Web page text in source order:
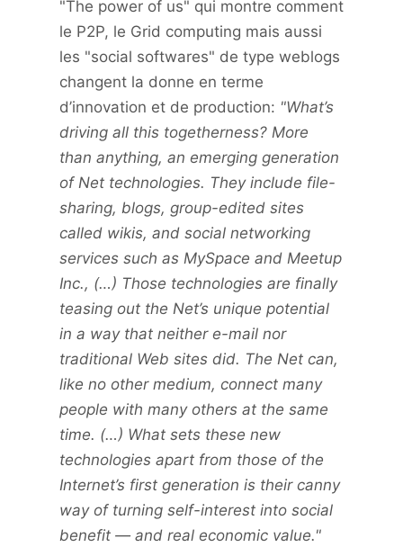
"The power of us" qui montre comment
le P2P, le Grid computing mais aussi
les "social softwares" de type weblogs
changent la donne en terme
d’innovation et de production: "What’s
driving all this togetherness? More
than anything, an emerging generation
of Net technologies. They include file-
sharing, blogs, group-edited sites
called wikis, and social networking
services such as MySpace and Meetup
Inc., (…) Those technologies are finally
teasing out the Net’s unique potential
in a way that neither e-mail nor
traditional Web sites did. The Net can,
like no other medium, connect many
people with many others at the same
time. (…) What sets these new
technologies apart from those of the
Internet’s first generation is their canny
way of turning self-interest into social
benefit — and real economic value."